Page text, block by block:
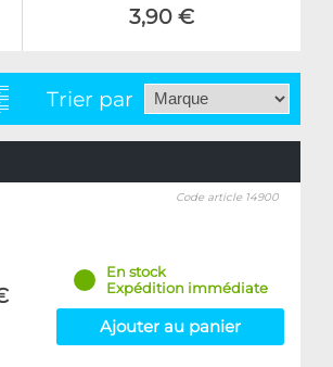
3,90 €
Trier par
Code article 14900
En stock
Expédition immédiate
Ajouter au panier